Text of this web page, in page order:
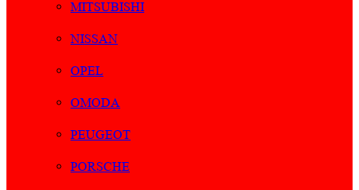
MITSUBISHI
NISSAN
OPEL
OMODA
PEUGEOT
PORSCHE